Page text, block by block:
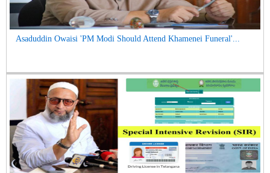
Asaduddin Owaisi 'PM Modi Should Attend Khamenei Funeral'...